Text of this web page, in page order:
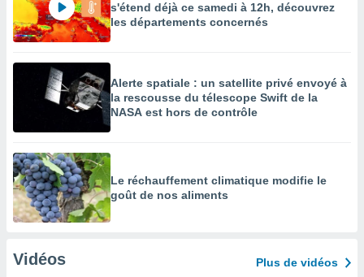
s'étend déjà ce samedi à 12h, découvrez
les départements concernés
Alerte spatiale : un satellite privé envoyé à
la rescousse du télescope Swift de la
NASA est hors de contrôle
Le réchauffement climatique modifie le
goût de nos aliments
Vidéos Plus de vidéos